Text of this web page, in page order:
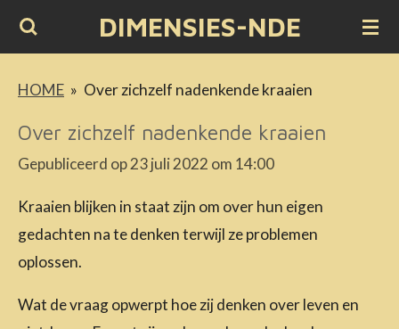
Ga
direct
hoofdinhoud
DIMENSIES-NDE
HOME » Over zichzelf nadenkende kraaien
Over zichzelf nadenkende kraaien
Gepubliceerd op 23 juli 2022 om 14:00
Kraaien blijken in staat zijn om over hun eigen
gedachten na te denken terwijl ze problemen
oplossen.
Wat de vraag opwerpt hoe zij denken over leven en